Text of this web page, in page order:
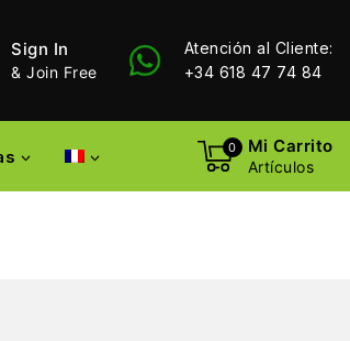
Sign In
& Join Free
Atención al Cliente:
+34 618 47 74 84
0 Mi Carrito
Artículos